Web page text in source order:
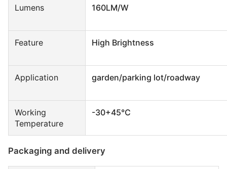
Lumens 160LM/W
Feature High Brightness
Application garden/parking lot/roadway
Working
Temperature
-30+45℃
Packaging and delivery